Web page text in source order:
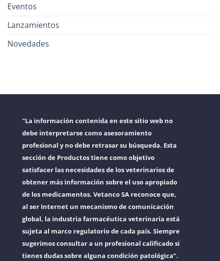
Eventos
Lanzamientos
Novedades
"La información contenida en este sitio web no
debe interpretarse como asesoramiento
profesional y no debe retrasar su búsqueda. Esta
sección de Productos tiene como objetivo
satisfacer las necesidades de los veterinarios de
obtener más información sobre el uso apropiado
de los medicamentos. Vetanco SA reconoce que,
al ser Internet un mecanismo de comunicación
global, la industria farmacéutica veterinaria está
sujeta al marco regulatorio de cada país. Siempre
sugerimos consultar a un profesional calificado si
tienes dudas sobre alguna condición patológica”.